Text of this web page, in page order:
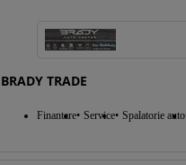
BRADY TRADE
Finantare Service Spalatorie auto